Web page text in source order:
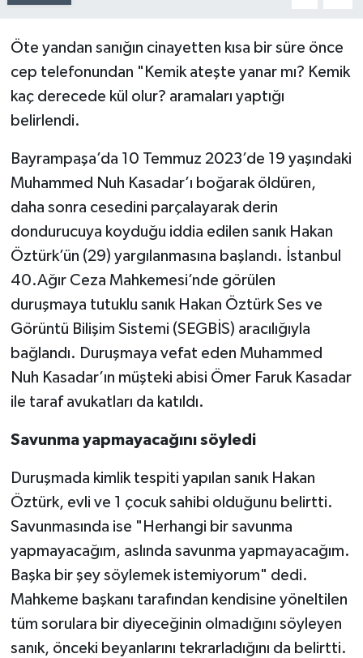
Öte yandan sanığın cinayetten kısa bir süre önce
cep telefonundan "Kemik ateşte yanar mı? Kemik
kaç derecede kül olur? aramaları yaptığı
belirlendi.
Bayrampaşa’da 10 Temmuz 2023’de 19 yaşındaki
Muhammed Nuh Kasadar’ı boğarak öldüren,
daha sonra cesedini parçalayarak derin
dondurucuya koyduğu iddia edilen sanık Hakan
Öztürk’ün (29) yargılanmasına başlandı. İstanbul
40.Ağır Ceza Mahkemesi’nde görülen
duruşmaya tutuklu sanık Hakan Öztürk Ses ve
Görüntü Bilişim Sistemi (SEGBİS) aracılığıyla
bağlandı. Duruşmaya vefat eden Muhammed
Nuh Kasadar’ın müşteki abisi Ömer Faruk Kasadar
ile taraf avukatları da katıldı.
Savunma yapmayacağını söyledi
Duruşmada kimlik tespiti yapılan sanık Hakan
Öztürk, evli ve 1 çocuk sahibi olduğunu belirtti.
Savunmasında ise "Herhangi bir savunma
yapmayacağım, aslında savunma yapmayacağım.
Başka bir şey söylemek istemiyorum" dedi.
Mahkeme başkanı tarafından kendisine yöneltilen
tüm sorulara bir diyeceğinin olmadığını söyleyen
sanık, önceki beyanlarını tekrarladığını da belirtti.